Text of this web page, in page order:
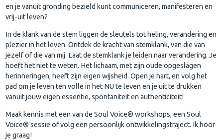
en je vanuit gronding bezield kunt communiceren, manifesteren en
vrij-uit leven?
In de klank van de stem liggen de sleutels tot heling, verandering en
plezier in het leven. Ontdek de kracht van stemklank, van die van
jezelf of die van mij. Laat de stemklank je leiden naar verandering. Je
hoeft het niet te weten. Het lichaam, met zijn oude opgeslagen
herinneringen, heeft zijn eigen wijsheid. Open je hart, en volg het
pad om je leven ten volle in het NU te leven en je uit te drukken
vanuit jouw eigen essentie, spontaniteit en authenticiteit!
Maak kennis met een van de Soul Voice® workshops, een Soul
Voice® sessie of volg een persoonlijk ontwikkelingstraject. Ik hoor
je graag!